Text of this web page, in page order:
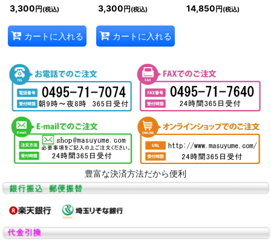
3,300 円 (税込)
カートに入れる
3,300 円 (税込)
カートに入れる
14,850 円 (税込)
豊富な決済方法だから便利